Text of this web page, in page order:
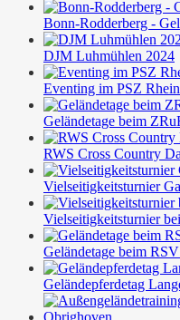
Bonn-Rodderberg -
DJM Luhmühlen 2024
Eventing im PSZ
Geländetage beim
RWS Cross Country
Vielseitigkeitsturnier
Vielseitigkeitsturnier
Geländetage beim
Geländepferdetag